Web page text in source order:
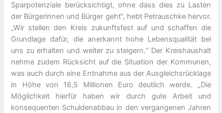
Sparpotenziale berücksichtigt, ohne dass dies zu Lasten
der Bürgerinnen und Bürger geht“, hebt Petrauschke hervor.
„Wir stellen den Kreis zukunftsfest auf und schaffen die
Grundlage dafür, die anerkannt hohe Lebensqualität bei
uns zu erhalten und weiter zu steigern.“ Der Kreishaushalt
nehme zudem Rücksicht auf die Situation der Kommunen,
was auch durch eine Entnahme aus der Ausgleichsrücklage
in Höhe von 16,5 Millionen Euro deutlich werde. „Die
Möglichkeit hierfür haben wir durch gute Arbeit und
konsequenten Schuldenabbau in den vergangenen Jahren